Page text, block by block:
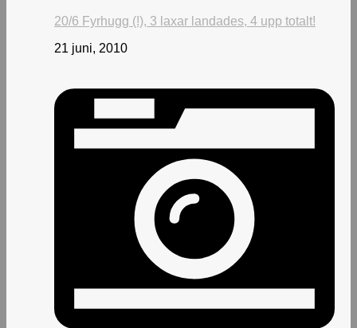
20/6 Fyrhugg (!), 3 laxar landades, 4 upp totalt!
21 juni, 2010